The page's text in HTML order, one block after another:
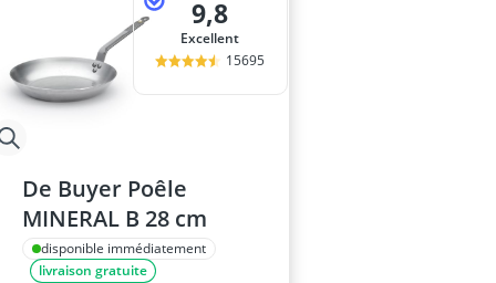
9,8
Excellent
15695
De Buyer Poêle
MINERAL B 28 cm
disponible immédiatement
livraison gratuite